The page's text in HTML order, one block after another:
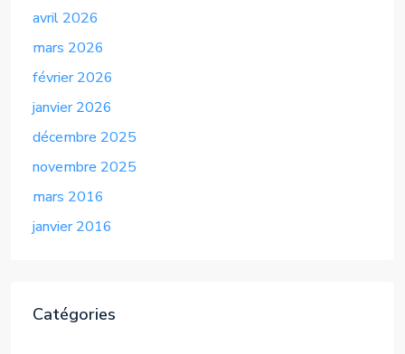
avril 2026
mars 2026
février 2026
janvier 2026
décembre 2025
novembre 2025
mars 2016
janvier 2016
Catégories